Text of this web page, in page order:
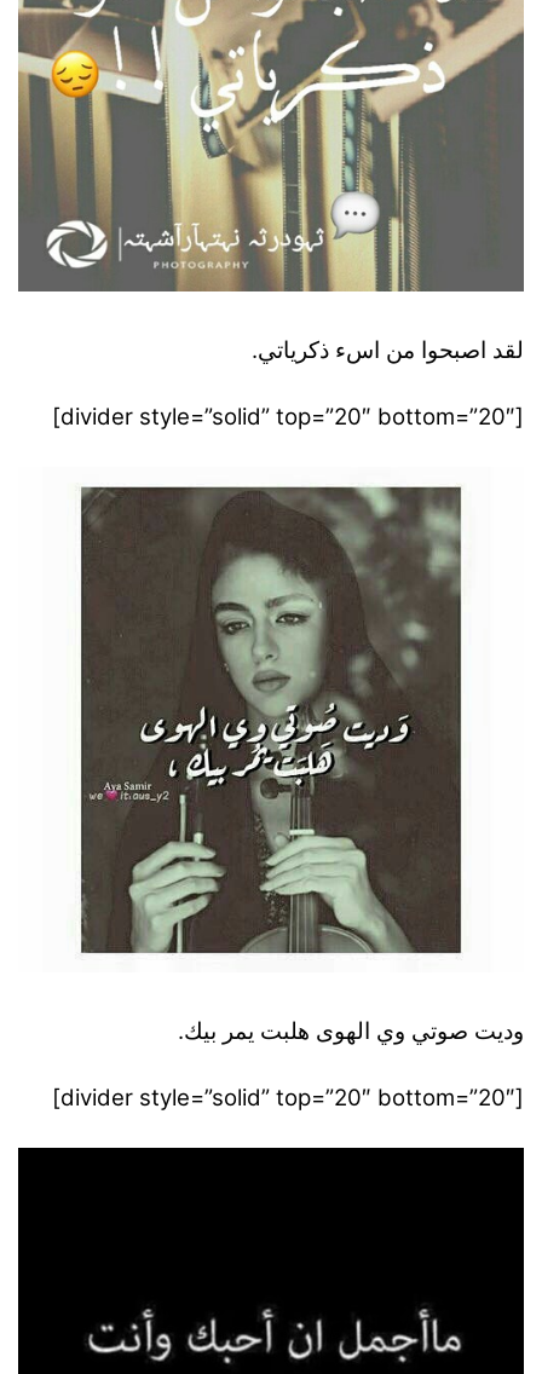
لقد اصبحوا من اسء ذكرياتي.
[divider style=”solid” top=”20″ bottom=”20″]
وديت صوتي وي الهوى هلبت يمر بيك.
[divider style=”solid” top=”20″ bottom=”20″]